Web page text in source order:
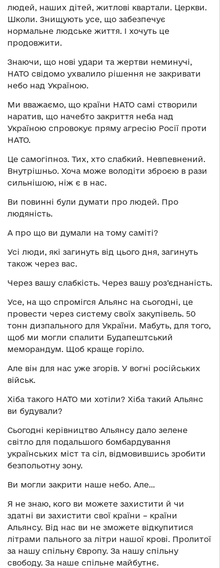
людей, наших дітей, житлові квартали. Церкви.
Школи. Знищують усе, що забезпечує
нормальне людське життя. І хочуть це
продовжити.
Знаючи, що нові удари та жертви неминучі,
НАТО свідомо ухвалило рішення не закривати
небо над Україною.
Ми вважаємо, що країни НАТО самі створили
наратив, що начебто закриття неба над
Україною спровокує пряму агресію Росії проти
НАТО.
Це самогіпноз. Тих, хто слабкий. Невпевнений.
Внутрішньо. Хоча може володіти зброєю в рази
сильнішою, ніж є в нас.
Ви повинні були думати про людей. Про
людяність.
А про що ви думали на тому саміті?
Усі люди, які загинуть від цього дня, загинуть
також через вас.
Через вашу слабкість. Через вашу роз’єднаність.
Усе, на що спромігся Альянс на сьогодні, це
провести через систему своїх закупівель. 50
тонн дизпального для України. Мабуть, для того,
щоб ми могли спалити Будапештський
меморандум. Щоб краще горіло.
Але він для нас уже згорів. У вогні російських
військ.
Хіба такого НАТО ми хотіли? Хіба такий Альянс
ви будували?
Сьогодні керівництво Альянсу дало зелене
світло для подальшого бомбардування
українських міст та сіл, відмовившись зробити
безпольотну зону.
Ви могли закрити наше небо. Але…
Я не знаю, кого ви можете захистити й чи
здатні ви захистити свої країни – країни
Альянсу. Від нас ви не зможете відкупитися
літрами пального за літри нашої крові. Пролитої
за нашу спільну Європу. За нашу спільну
свободу. За наше спільне майбутнє.